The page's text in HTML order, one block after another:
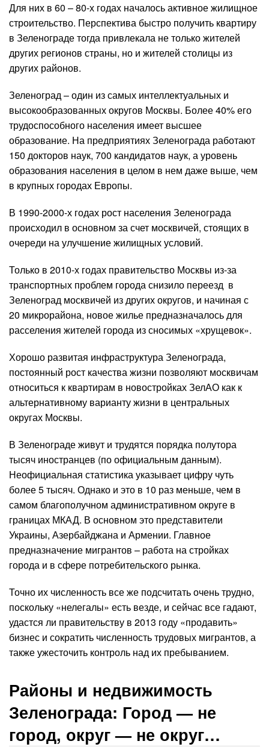
Для них в 60 – 80-х годах началось активное жилищное
строительство. Перспектива быстро получить квартиру
в Зеленограде тогда привлекала не только жителей
других регионов страны, но и жителей столицы из
других районов.
Зеленоград – один из самых интеллектуальных и
высокообразованных округов Москвы. Более 40% его
трудоспособного населения имеет высшее
образование. На предприятиях Зеленограда работают
150 докторов наук, 700 кандидатов наук, а уровень
образования населения в целом в нем даже выше, чем
в крупных городах Европы.
В 1990-2000-х годах рост населения Зеленограда
происходил в основном за счет москвичей, стоящих в
очереди на улучшение жилищных условий.
Только в 2010-х годах правительство Москвы из-за
транспортных проблем города снизило переезд в
Зеленоград москвичей из других округов, и начиная с
20 микрорайона, новое жилье предназначалось для
расселения жителей города из сносимых «хрущевок».
Хорошо развитая инфраструктура Зеленограда,
постоянный рост качества жизни позволяют москвичам
относиться к квартирам в новостройках ЗелАО как к
альтернативному варианту жизни в центральных
округах Москвы.
В Зеленограде живут и трудятся порядка полутора
тысяч иностранцев (по официальным данным).
Неофициальная статистика указывает цифру чуть
более 5 тысяч. Однако и это в 10 раз меньше, чем в
самом благополучном административном округе в
границах МКАД. В основном это представители
Украины, Азербайджана и Армении. Главное
предназначение мигрантов – работа на стройках
города и в сфере потребительского рынка.
Точно их численность все же подсчитать очень трудно,
поскольку «нелегалы» есть везде, и сейчас все гадают,
удастся ли правительству в 2013 году «продавить»
бизнес и сократить численность трудовых мигрантов, а
также ужесточить контроль над их пребыванием.
Районы и недвижимость
Зеленограда: Город — не
город, округ — не округ…